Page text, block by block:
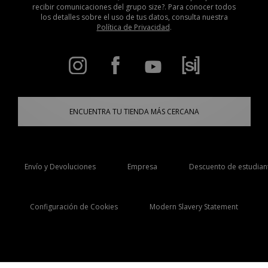
recibir comunicaciones del grupo size?. Para conocer todos
los detalles sobre el uso de tus datos, consulta nuestra
Política de Privacidad.
ENCUENTRA TU TIENDA MÁS CERCANA
Envío y Devoluciones Empresa Descuento de
Configuración de Cookies Modern Slavery Statement